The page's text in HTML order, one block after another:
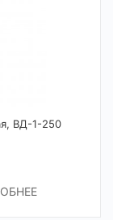
ВД-1-250